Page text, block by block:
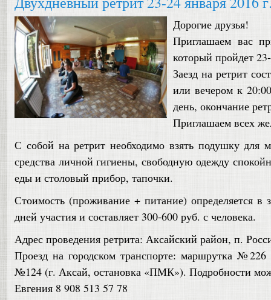
Дорогие друзья!
Приглашаем вас
который пройдет
Заезд на ретрит
или вечером к
день, окончание
Приглашаем всех
С собой на ретрит необходимо взять подушку для
средства личной гигиены, свободную одежду
еды и столовый прибор, тапочки.
Стоимость (проживание + питание) определяется в
дней участия и составляет 300-600 руб. с человека.
Адрес проведения ретрита: Аксайский район, п.
Проезд на городском транспорте: маршрутка
№124 (г. Аксай, остановка «ПМК»). Подробности
Евгения 8 908 513 57 78